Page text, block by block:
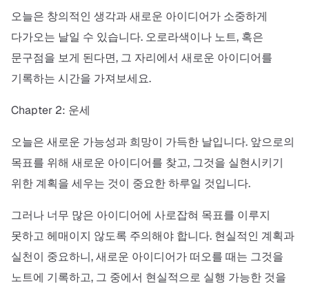
오늘은 창의적인 생각과 새로운 아이디어가 소중하게
다가오는 날일 수 있습니다. 오로라색이나 노트, 혹은
문구점을 보게 된다면, 그 자리에서 새로운 아이디어를
기록하는 시간을 가져보세요.
Chapter 2: 운세
오늘은 새로운 가능성과 희망이 가득한 날입니다. 앞으로의
목표를 위해 새로운 아이디어를 찾고, 그것을 실현시키기
위한 계획을 세우는 것이 중요한 하루일 것입니다.
그러나 너무 많은 아이디어에 사로잡혀 목표를 이루지
못하고 헤매이지 않도록 주의해야 합니다. 현실적인 계획과
실천이 중요하니, 새로운 아이디어가 떠오를 때는 그것을
노트에 기록하고, 그 중에서 현실적으로 실행 가능한 것을